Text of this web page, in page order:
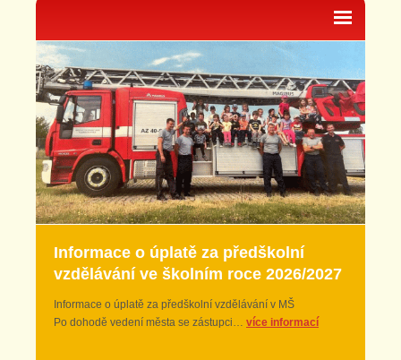
Informace o úplatě za předškolní
vzdělávání ve školním roce 2026/2027
Informace o úplatě za předškolní vzdělávání v MŠ
Po dohodě vedení města se zástupci… více informací